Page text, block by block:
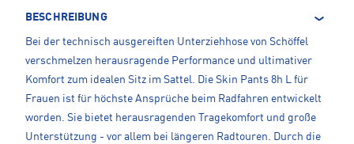
BESCHREIBUNG
Bei der technisch ausgereiften Unterziehhose von Schöffel
verschmelzen herausragende Performance und ultimativer
Komfort zum idealen Sitz im Sattel. Die Skin Pants 8h L für
Frauen ist für höchste Ansprüche beim Radfahren entwickelt
worden. Sie bietet herausragenden Tragekomfort und große
Unterstützung - vor allem bei längeren Radtouren. Durch die